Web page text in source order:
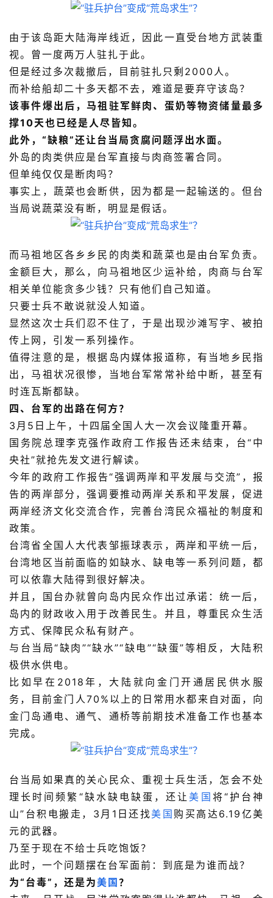
由于该岛距大陆海岸线近，因此一直受台地方武装重
视。曾一度两万人驻扎于此。
但是经过多次裁撤后，目前驻扎只剩2000人。
而补给船却二十多天都不去，难道是要弃守该岛？
该事件爆出后，马祖驻军鲜肉、蛋奶等物资储量最多
撑10天也已经是人尽皆知。
此外，“缺粮”还让台当局贪腐问题浮出水面。
外岛的肉类供应是台军直接与肉商签署合同。
但单纯仅仅是断肉吗？
事实上，蔬菜也会断供，因为都是一起输送的。但台
当局说蔬菜没有断，明显是假话。
而马祖地区各乡乡民的肉类和蔬菜也是由台军负责。
金额巨大，那么，向马祖地区少运补给，肉商与台军
相关单位能贪多少钱？只有他们自己知道。
只要士兵不敢说就没人知道。
显然这次士兵们忍不住了，于是出现沙滩写字、被拍
传上网，引发一系列操作。
值得注意的是，根据岛内媒体报道称，有当地乡民指
出，马祖状况很惨，当地台军常常补给中断，甚至有
时连瓦斯都缺。
四、台军的出路在何方？
3月5日上午，十四届全国人大一次会议隆重开幕。
国务院总理李克强作政府工作报告还未结束，台“中
央社”就抢先发文进行解读。
今年的政府工作报告“强调两岸和平发展与交流”，报
告的两岸部分，强调要推动两岸关系和平发展，促进
两岸经济文化交流合作，完善台湾民众福祉的制度和
政策。
台湾省全国人大代表邹振球表示，两岸和平统一后，
台湾地区当前面临的如缺水、缺电等一系列问题，都
可以依靠大陆得到很好解决。
并且，国台办就曾向岛内民众作出过承诺：统一后，
岛内的财政收入用于改善民生。并且，尊重民众生活
方式、保障民众私有财产。
与台当局“缺肉”“缺水”“缺电”“缺蛋”等相反，大陆积
极供水供电。
比如早在2018年，大陆就向金门开通居民供水服
务，目前金门人70%以上的日常用水都来自对面，向
金门岛通电、通气、通桥等前期技术准备工作也基本
完成。
台当局如果真的关心民众、重视士兵生活，怎会不处
理长时间频繁“缺水缺电缺蛋，还让美国 将“护台神
山”台积电搬走，3月1日还找美国 购买高达6.19亿美
元的武器。
乃至于现在不给士兵吃饱饭？
此时，一个问题摆在台军面前：到底是为谁而战？
为“台毒”，还是为美国 ？